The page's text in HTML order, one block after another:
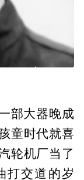
部大器晚成
童时代就喜
轮机厂当了
交道的岁